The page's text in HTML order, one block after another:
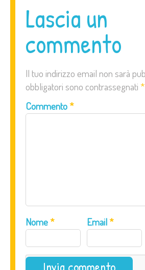
Lascia un
commento
Il tuo indirizzo email non sarà
obbligatori sono contrassegnati *
Commento*
Nome* Email*